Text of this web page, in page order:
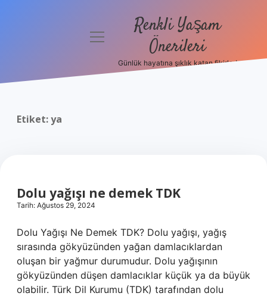
Politikası
menüyü
Renkli Yaşam
Önerileri
Günlük hayatına şıklık katan fikirler!
Etiket:ya
Dolu yağışı ne demek TDK
Tarih: Ağustos 29, 2024
Dolu Yağışı Ne Demek TDK? Dolu yağışı, yağış
sırasında gökyüzünden yağan damlacıklardan
oluşan bir yağmur durumudur. Dolu yağışının
gökyüzünden düşen damlacıklar küçük ya da büyük
olabilir. Türk Dil Kurumu (TDK) tarafından dolu